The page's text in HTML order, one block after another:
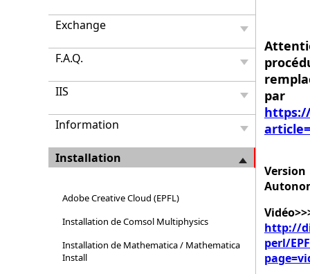
Exchange
F.A.Q.
IIS
Information
Installation
Adobe Creative Cloud (EPFL)
Installation de Comsol Multiphysics
Installation de Mathematica / Mathematica
Install
par
Version
http://
perl/